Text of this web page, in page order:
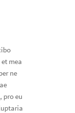
mea
ne
pro eu